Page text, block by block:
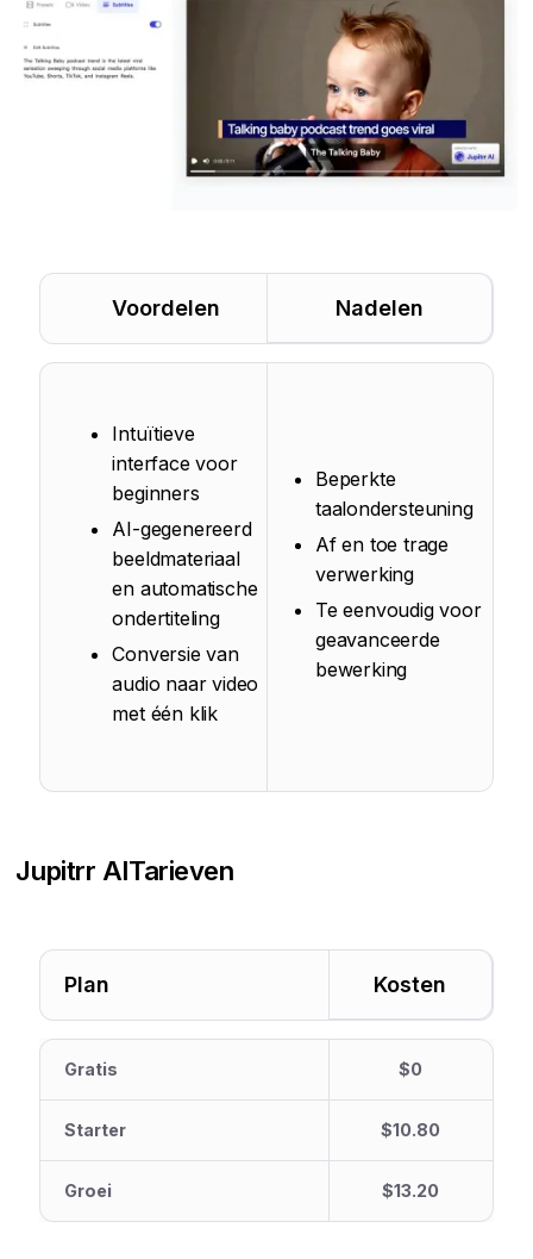
Voordelen Nadelen
Intuïtieve
interface voor
beginners
AI-gegenereerd
beeldmateriaal
en automatische
ondertiteling
Conversie van
audio naar video
met één klik
Beperkte
taalondersteuning
Af en toe trage
verwerking
Te eenvoudig voor
geavanceerde
bewerking
Jupitrr AITarieven
Plan Kosten
Gratis $0
Starter $10.80
Groei $13.20